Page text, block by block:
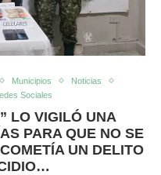
Municipios
Noticias
Sociales
LO VIGILÓ UNA
PARA QUE NO SE
UN DELITO